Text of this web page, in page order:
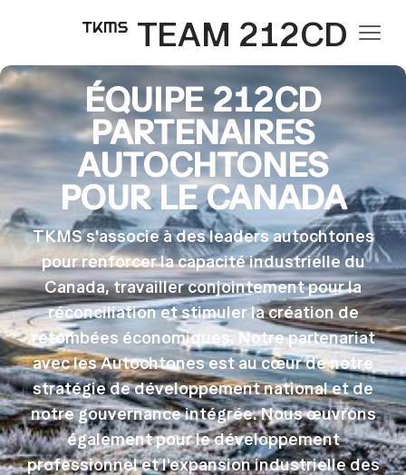
TEAM 212CD
ÉQUIPE 212CD
PARTENAIRES
AUTOCHTONES
POUR LE CANADA
TKMS s'associe à des leaders autochtones
pour renforcer la capacité industrielle du
Canada, travailler conjointement pour la
réconciliation et stimuler la création de
retombées économiques. Notre partenariat
avec les Autochtones est au cœur de notre
stratégie de développement national et de
notre gouvernance intégrée. Nous œuvrons
également pour le développement
professionnel et l'expansion industrielle des